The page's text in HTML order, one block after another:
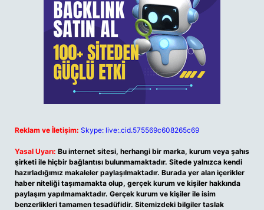
Reklam ve İletişim: Skype: live:.cid.575569c608265c69
Yasal Uyarı: Bu internet sitesi, herhangi bir marka, kurum veya şahıs
şirketi ile hiçbir bağlantısı bulunmamaktadır. Sitede yalnızca kendi
hazırladığımız makaleler paylaşılmaktadır. Burada yer alan içerikler
haber niteliği taşımamakta olup, gerçek kurum ve kişiler hakkında
paylaşım yapılmamaktadır. Gerçek kurum ve kişiler ile isim
benzerlikleri tamamen tesadüfidir. Sitemizdeki bilgiler taslak